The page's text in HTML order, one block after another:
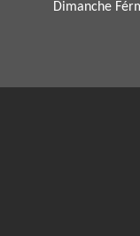
Dimanche